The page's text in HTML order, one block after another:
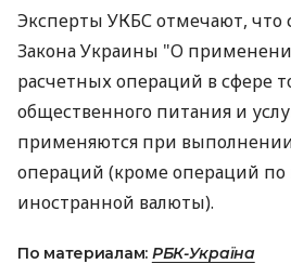
Эксперты УКБС отмечают, что
Закона Украины "О
расчетных операций в сфере
общественного питания и
применяются при выполнении
операций (кроме операций
иностранной валюты).
По материалам: РБК-Україна